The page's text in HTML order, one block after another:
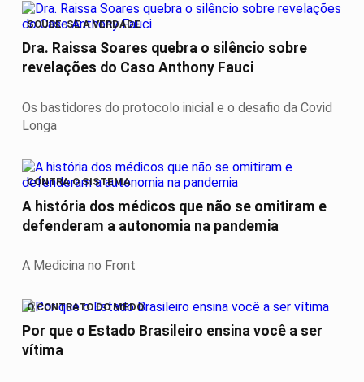
SOUBE-SE A VERDADE
Dra. Raissa Soares quebra o silêncio sobre
revelações do Caso Anthony Fauci
Os bastidores do protocolo inicial e o desafio da Covid
Longa
CONTRA O SISTEMA
A história dos médicos que não se omitiram e
defenderam a autonomia na pandemia
A Medicina no Front
O CONTRATO DO MEDO
Por que o Estado Brasileiro ensina você a ser
vítima